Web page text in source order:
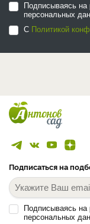
Подписываясь на
персональных
С Политикой
Подписаться на
Подписываясь на
персональных